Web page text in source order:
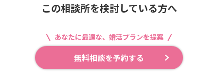
この相談所を検討している方へ
あなたに最適な、婚活プランを提案
無料相談を予約する